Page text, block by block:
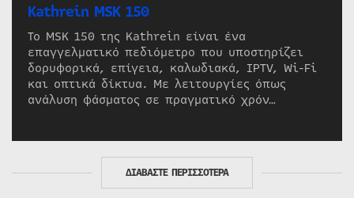
Kathrein MSK 150
Το MSK 150 της Kathrein είναι ένα
επαγγελματικό πεδιόμετρο που υποστηρίζει
δορυφορικά, επίγεια, καλωδιακά, IPTV, Wi-Fi
και οπτικά δίκτυα. Με λειτουργίες όπως
ανάλυση φάσματος σε πραγματικό χρόν…
ΔΙΑΒΑΣΤΕ ΠΕΡΙΣΣΟΤΕΡΑ